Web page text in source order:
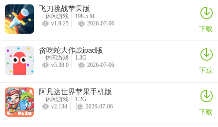
点击游戏界面锤子图标后，将目标房屋扩大即可。
飞刀挑战苹果版
休闲游戏
198.5 M
v1.9.25
2026-07-06 下载
贪吃蛇大作战ipad版
休闲游戏
1.3G
v5.38.0
2026-07-06 下载
阿凡达世界苹果手机版
休闲游戏
1.2G
v2.134
2026-07-06 下载